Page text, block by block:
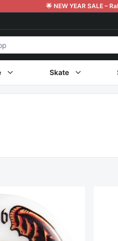
🌟 NEW YEAR SALE –
Skate